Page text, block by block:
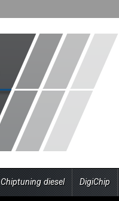
Chiptuning diesel DigiChip